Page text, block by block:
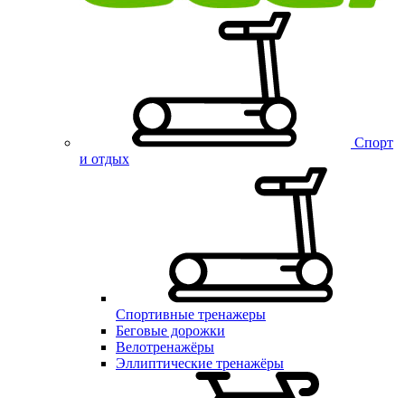
Спорт
и отдых
Спортивные тренажеры
Беговые дорожки
Велотренажёры
Эллиптические тренажёры